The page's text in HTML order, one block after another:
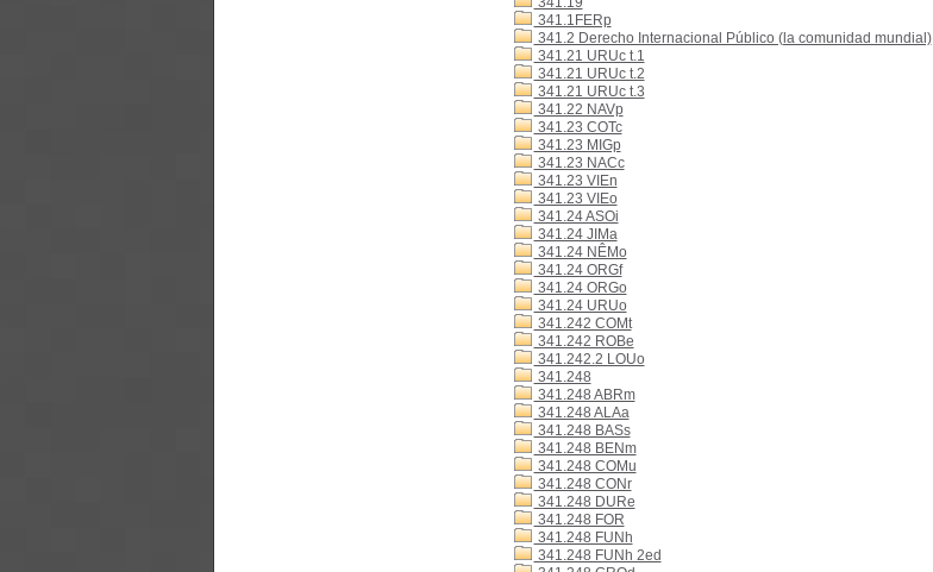
341.1FERp
341.2 Derecho Internacional Público (la comunidad mundial)
341.21 URUc t.1
341.21 URUc t.2
341.21 URUc t.3
341.22 NAVp
341.23 COTc
341.23 MIGp
341.23 NACc
341.23 VIEn
341.23 VIEo
341.24 ASOi
341.24 JIMa
341.24 NÊMo
341.24 ORGf
341.24 ORGo
341.24 URUo
341.242 COMt
341.242 ROBe
341.242.2 LOUo
341.248
341.248 ABRm
341.248 ALAa
341.248 BASs
341.248 BENm
341.248 COMu
341.248 CONr
341.248 DURe
341.248 FOR
341.248 FUNh
341.248 FUNh 2ed